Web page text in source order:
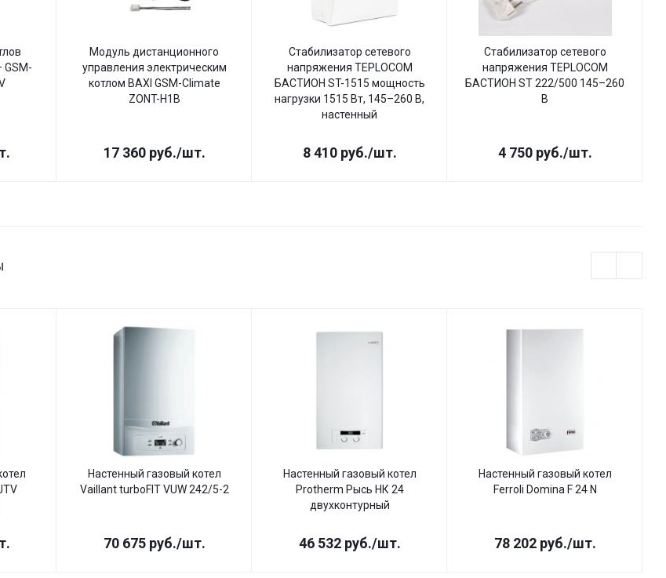
Модуль дистанционного
управления электрическим
котлом BAXI GSM-Climate
ZONT-H1B
17 360руб./шт.
Стабилизатор сетевого
напряжения TEPLOCOM
БАСТИОН ST-1515 мощность
нагрузки 1515 Вт, 145–260 В,
настенный
8 410руб./шт.
Стабилизатор сетевого
напряжения TEPLOCOM
БАСТИОН ST 222/500 145–260
В
4 750руб./шт.
Настенный газовый котел
Vaillant turboFIT VUW 242/5-2
70 675руб./шт.
Настенный газовый котел
Protherm Рысь НК 24
двухконтурный
46 532руб./шт.
Настенный газовый котел
Ferroli Domina F 24 N
78 202руб./шт.